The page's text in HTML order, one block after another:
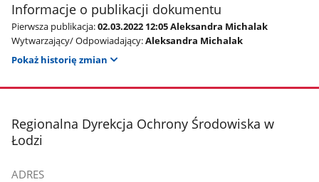
Informacje o publikacji dokumentu
Pierwsza publikacja:02.03.2022 12:05 Aleksandra Michalak
Wytwarzający/ Odpowiadający:Aleksandra Michalak
Pokaż historię zmian
stopka
Regionalna Dyrekcja Ochrony Środowiska w
Łodzi
ADRES